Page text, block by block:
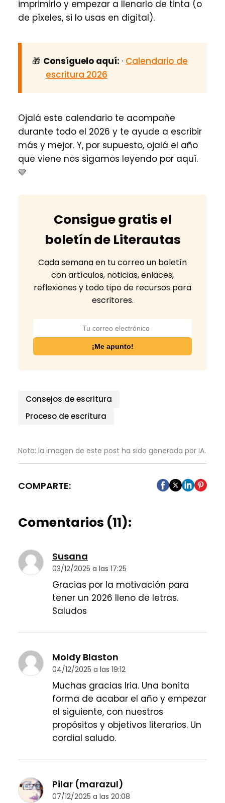
imprimirlo y empezar a llenarlo de tinta (o
de píxeles, si lo usas en digital).
🎁 Consíguelo aquí: · Calendario de
escritura 2026
Ojalá este calendario te acompañe
durante todo el 2026 y te ayude a escribir
más y mejor. Y, por supuesto, ojalá el año
que viene nos sigamos leyendo por aquí.
💛
Consigue gratis el
boletín de Literautas
Cada semana en tu correo un boletín
con artículos, noticias, enlaces,
reflexiones y todo tipo de recursos para
escritores.
Consejos de escritura
Proceso de escritura
Nota: la imagen de este post ha sido generada por IA.
COMPARTE:
Comentarios (11):
Susana
03/12/2025 a las 17:25
Gracias por la motivación para
tener un 2026 lleno de letras.
Saludos
Moldy Blaston
04/12/2025 a las 19:12
Muchas gracias Iria. Una bonita
forma de acabar el año y empezar
el siguiente, con nuestros
propósitos y objetivos literarios. Un
cordial saludo.
Pilar (marazul)
07/12/2025 a las 20:08